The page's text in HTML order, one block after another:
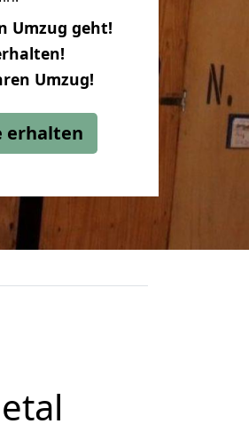
Umzug geht!
Umzug!
erhalten